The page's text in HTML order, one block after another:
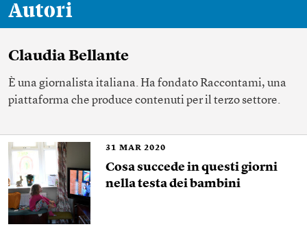
Autori
Claudia Bellante
È una giornalista italiana. Ha fondato Raccontami, una
piattaforma che produce contenuti per il terzo settore.
31 MAR 2020
Cosa succede in questi giorni
nella testa dei bambini